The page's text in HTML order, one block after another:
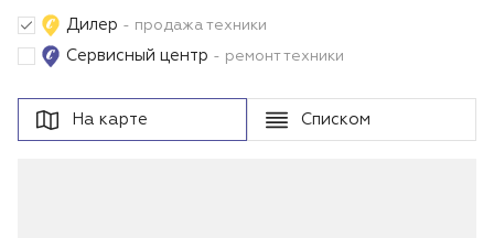
Дилер - продажа техники
Сервисный центр - ремонт техники
На карте Списком